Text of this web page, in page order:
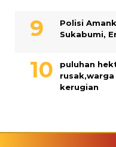
Polisi
Sukabumi,
puluhan
kerugian